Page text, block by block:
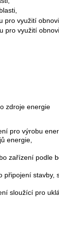
využití
využití
zdroje energie
pro výrobu
energie,
zařízení podle
sloužící pro